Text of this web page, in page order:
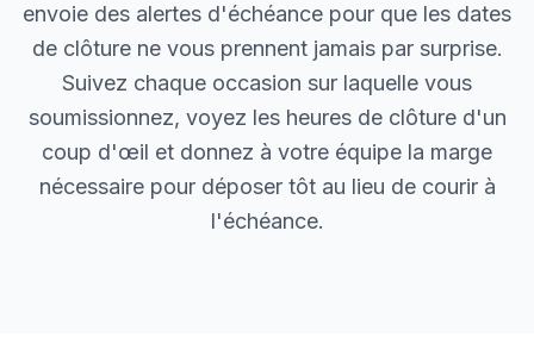
envoie des alertes d'échéance pour que les dates
de clôture ne vous prennent jamais par surprise.
Suivez chaque occasion sur laquelle vous
soumissionnez, voyez les heures de clôture d'un
coup d'œil et donnez à votre équipe la marge
nécessaire pour déposer tôt au lieu de courir à
l'échéance.